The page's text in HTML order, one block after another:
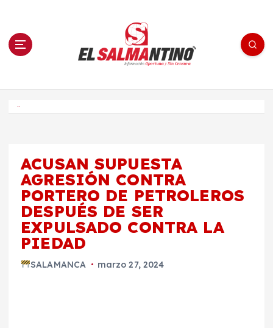
n El Salmantino - medios/noticias/editorial
ACUSAN SUPUESTA
AGRESIÓN CONTRA
PORTERO DE PETROLEROS
DESPUÉS DE SER
EXPULSADO CONTRA LA
PIEDAD
SALAMANCA marzo 27, 2024